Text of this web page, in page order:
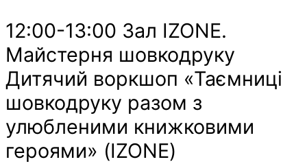
12:00-13:00 Зал IZONE.
Майстерня шовкодруку
Дитячий воркшоп «Таємниці
шовкодруку разом з
улюбленими книжковими
героями» (IZONE)